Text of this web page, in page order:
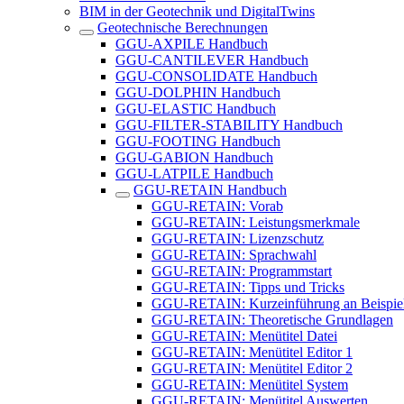
BIM in der Geotechnik und DigitalTwins
Geotechnische Berechnungen
GGU-AXPILE Handbuch
GGU-CANTILEVER Handbuch
GGU-CONSOLIDATE Handbuch
GGU-DOLPHIN Handbuch
GGU-ELASTIC Handbuch
GGU-FILTER-STABILITY Handbuch
GGU-FOOTING Handbuch
GGU-GABION Handbuch
GGU-LATPILE Handbuch
GGU-RETAIN Handbuch
GGU-RETAIN: Vorab
GGU-RETAIN: Leistungsmerkmale
GGU-RETAIN: Lizenzschutz
GGU-RETAIN: Sprachwahl
GGU-RETAIN: Programmstart
GGU-RETAIN: Tipps und Tricks
GGU-RETAIN: Kurzeinführung an
GGU-RETAIN: Theoretische Grundlagen
GGU-RETAIN: Menütitel Datei
GGU-RETAIN: Menütitel Editor 1
GGU-RETAIN: Menütitel Editor 2
GGU-RETAIN: Menütitel System
GGU-RETAIN: Menütitel Auswerten